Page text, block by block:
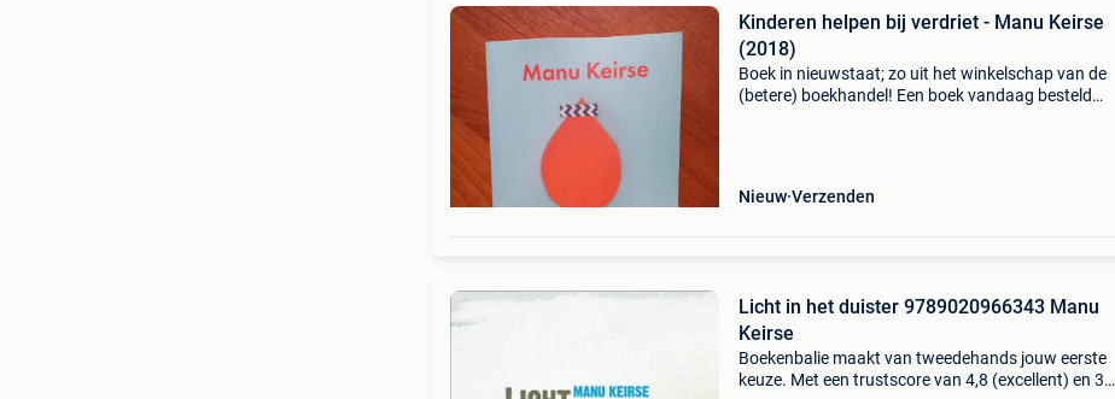
Kinderen helpen bij verdriet - Manu Keirse
(2018)
Boek in nieuwstaat; zo uit het winkelschap van de
(betere) boekhandel! Een boek vandaag besteld
Nieuw Verzenden
Licht in het duister 9789020966343 Manu
Keirse
Boekenbalie maakt van tweedehands jouw eerste
keuze. Met een trustscore van 4,8 (excellent) en 30